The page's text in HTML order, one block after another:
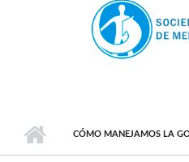
CÓMO MANEJAMOS LA